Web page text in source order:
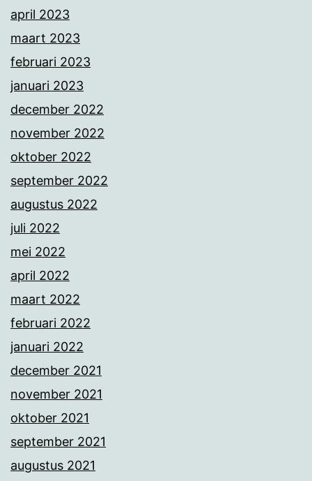
april 2023
maart 2023
februari 2023
januari 2023
december 2022
november 2022
oktober 2022
september 2022
augustus 2022
juli 2022
mei 2022
april 2022
maart 2022
februari 2022
januari 2022
december 2021
november 2021
oktober 2021
september 2021
augustus 2021